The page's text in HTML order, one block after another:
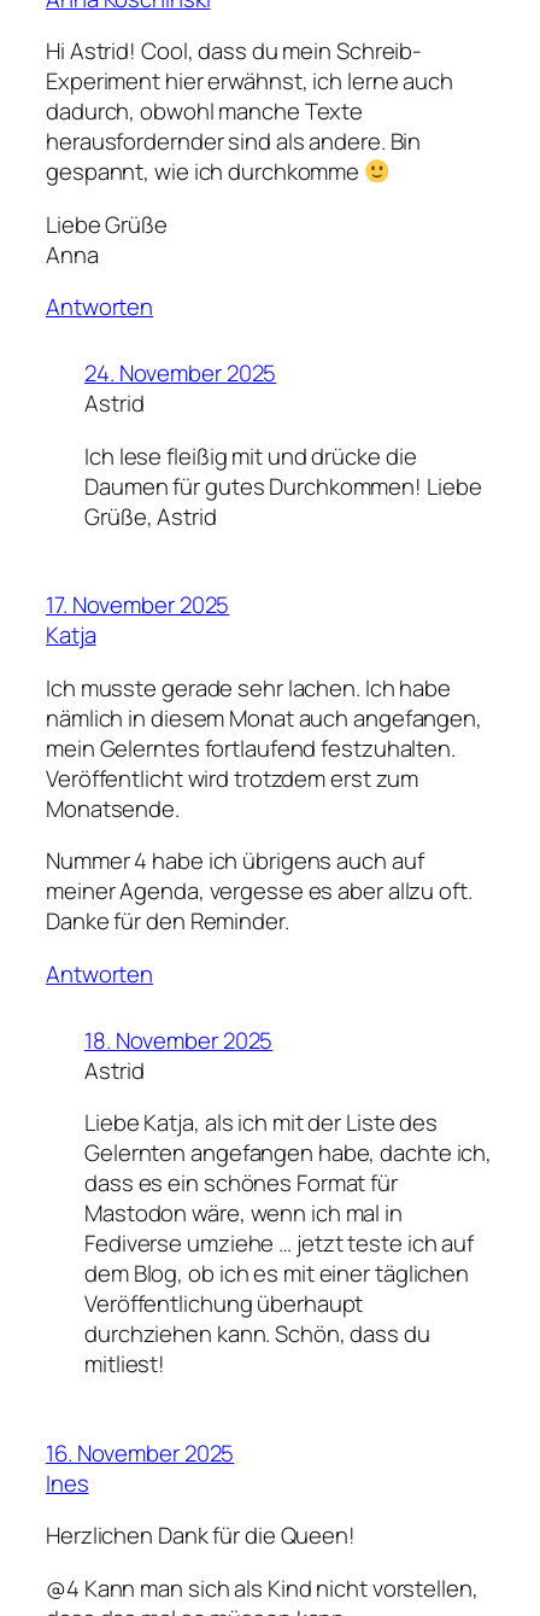
Hi Astrid! Cool, dass du mein Schreib-
Experiment hier erwähnst, ich lerne auch
dadurch, obwohl manche Texte
herausfordernder sind als andere. Bin
gespannt, wie ich durchkomme
Liebe Grüße
Anna
Antworten
24. November 2025
Astrid
Ich lese fleißig mit und drücke die
Daumen für gutes Durchkommen! Liebe
Grüße, Astrid
17. November 2025
Katja
Ich musste gerade sehr lachen. Ich habe
nämlich in diesem Monat auch angefangen,
mein Gelerntes fortlaufend festzuhalten.
Veröffentlicht wird trotzdem erst zum
Monatsende.
Nummer 4 habe ich übrigens auch auf
meiner Agenda, vergesse es aber allzu oft.
Danke für den Reminder.
Antworten
18. November 2025
Astrid
Liebe Katja, als ich mit der Liste des
Gelernten angefangen habe, dachte ich,
dass es ein schönes Format für
Mastodon wäre, wenn ich mal in
Fediverse umziehe … jetzt teste ich auf
dem Blog, ob ich es mit einer täglichen
Veröffentlichung überhaupt
durchziehen kann. Schön, dass du
mitliest!
16. November 2025
Ines
Herzlichen Dank für die Queen!
@4 Kann man sich als Kind nicht vorstellen,